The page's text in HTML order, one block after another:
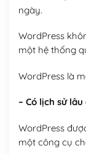
ngày.
WordPress
một hệ thống
WordPress là
– Có lịch sử lâu
WordPress
một công cụ